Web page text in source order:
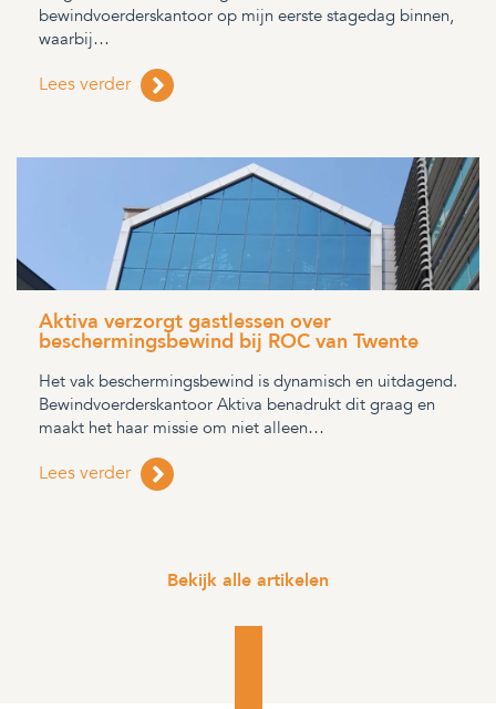
bewindvoerderskantoor op mijn eerste stagedag binnen,
waarbij…
Lees verder
Aktiva verzorgt gastlessen over
beschermingsbewind bij ROC van Twente
Het vak beschermingsbewind is dynamisch en uitdagend.
Bewindvoerderskantoor Aktiva benadrukt dit graag en
maakt het haar missie om niet alleen…
Lees verder
Bekijk alle artikelen